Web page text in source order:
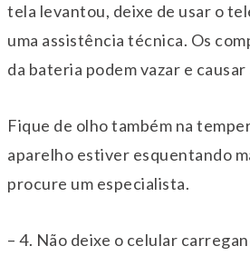
tela levantou, deixe de usar o
uma assistência técnica. Os
da bateria podem vazar e
Fique de olho também na
aparelho estiver esquentando
procure um especialista.
– 4. Não deixe o celular